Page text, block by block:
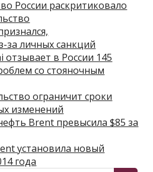
России раскритиковало
за личных санкций
отзывает в России 145
со стояночным
ограничит сроки
изменений
Brent превысила $85 за
установила новый
года